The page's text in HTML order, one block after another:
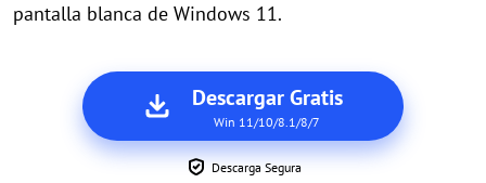
pantalla blanca de Windows 11.
Descargar Gratis
Win 11/10/8.1/8/7
Descarga Segura